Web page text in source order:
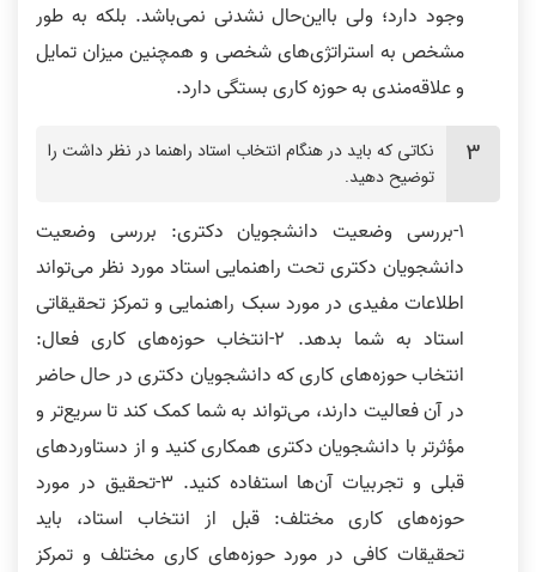
وجود دارد؛ ولی بااین‌حال نشدنی نمی‌باشد. بلکه به طور
مشخص به استراتژی‌های شخصی و همچنین میزان تمایل
و علاقه‌مندی به حوزه کاری بستگی دارد.
نکاتی که باید در هنگام انتخاب استاد راهنما در نظر داشت را
توضیح دهید.
1-بررسی وضعیت دانشجویان دکتری: بررسی وضعیت
دانشجویان دکتری تحت راهنمایی استاد مورد نظر می‌تواند
اطلاعات مفیدی در مورد سبک راهنمایی و تمرکز تحقیقاتی
استاد به شما بدهد. 2-انتخاب حوزه‌های کاری فعال:
انتخاب حوزه‌های کاری که دانشجویان دکتری در حال حاضر
در آن فعالیت دارند، می‌تواند به شما کمک کند تا سریع‌تر و
مؤثرتر با دانشجویان دکتری همکاری کنید و از دستاوردهای
قبلی و تجربیات آن‌ها استفاده کنید. 3-تحقیق در مورد
حوزه‌های کاری مختلف: قبل از انتخاب استاد، باید
تحقیقات کافی در مورد حوزه‌های کاری مختلف و تمرکز